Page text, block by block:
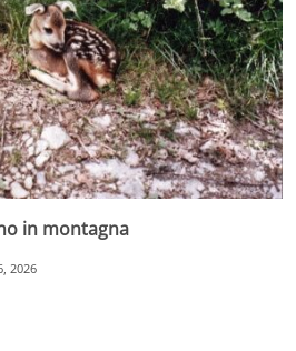
in montagna
2026